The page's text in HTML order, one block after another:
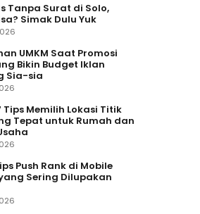
Tanpa Surat di Solo,
Simak Dulu Yuk
UMKM Saat Promosi
Bikin Budget Iklan
Sia-sia
Tips Memilih Lokasi Titik
Tepat untuk Rumah dan
Push Rank di Mobile
Sering Dilupakan